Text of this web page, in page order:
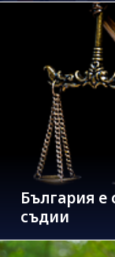
България е
съдии